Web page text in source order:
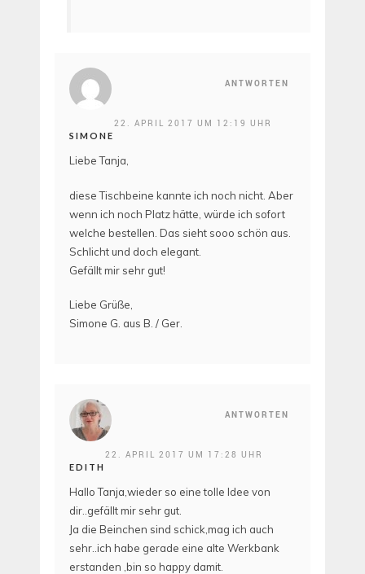
ANTWORTEN
SIMONE
22. APRIL 2017 UM 12:19 UHR
Liebe Tanja,
diese Tischbeine kannte ich noch nicht. Aber
wenn ich noch Platz hätte, würde ich sofort
welche bestellen. Das sieht sooo schön aus.
Schlicht und doch elegant.
Gefällt mir sehr gut!
Liebe Grüße,
Simone G. aus B. / Ger.
ANTWORTEN
EDITH
22. APRIL 2017 UM 17:28 UHR
Hallo Tanja,wieder so eine tolle Idee von
dir..gefällt mir sehr gut.
Ja die Beinchen sind schick,mag ich auch
sehr..ich habe gerade eine alte Werkbank
erstanden ,bin so happy damit.